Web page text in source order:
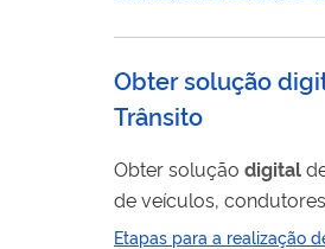
Obter solução
Trânsito
Obter solução digitalde
de veículos,
meio de uma ferramenta de
Etapas para a realização